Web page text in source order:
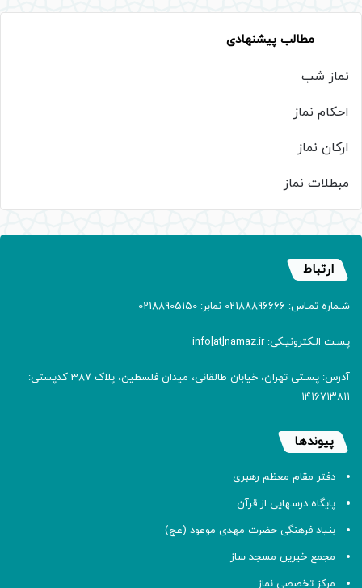
مطالب پیشنهادی
نماز شب
احکام نماز
ارکان نماز
مبطلات نماز
ارتباط
شـماره تمـاس: 02188896666 نمابر: 02188905150
پسـت الـکترونیـکی: info[at]namaz.ir
آدرس: پسـتی تهران، خیابان طالقانی، میدان فلسطین، پلاک 387 کدپستی:
۱۴۱۶۷۱۳۸۱۱
پیوندها
دفتر مقام معظم رهبری
پایگاه درسهایی از قرآن
بنیاد فرهنگی حضرت مهدی موعود (عج)
مجمع خیرین مسجد ساز
مرکز تخصصی نماز